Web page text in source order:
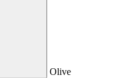
Olive